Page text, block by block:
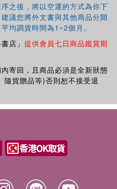
之後，將以空運的方式為你下
議您將外文書與其他商品分開
均調貨時間為1~2個月。
店」 提供會員七日商品鑑賞期
寄回，且商品必須是全新狀態
隨貨贈品等)否則恕不接受退